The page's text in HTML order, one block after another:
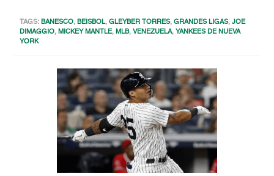
TAGS:BANESCO,BEISBOL,GLEYBER TORRES,GRANDES LIGAS,JOE
DIMAGGIO,MICKEY MANTLE,MLB,VENEZUELA, YANKEES DE NUEVA
YORK